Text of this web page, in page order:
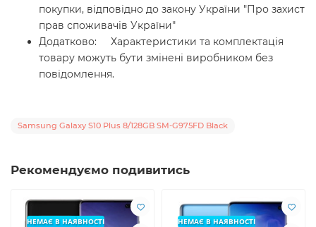
покупки, відповідно до закону України "Про захист
прав споживачів України"
Додатково: Характеристики та комплектація
товару можуть бути змінені виробником без
повідомлення.
Samsung Galaxy S10 Plus 8/128GB SM-G975FD Black
Рекомендуємо подивитись
НЕМАЄ В НАЯВНОСТІ
НЕМАЄ В НАЯВНОСТІ